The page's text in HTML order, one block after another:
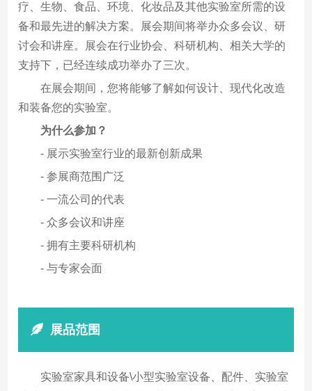
疗、生物、食品、环境、化妆品及其他实验室所需的设
备和最先进的解决方案。展会期间将举办众多会议、研
讨会和讲座。展会在行业协会、科研机构、相关大学的
支持下，已经连续成功举办了三次。
在展会期间，您将能够了解如何设计、现代化改造
和装备您的实验室。
为什么参加？
- 展示实验室行业的最新创新成果
- 参展商范围广泛
- 一流公司的代表
- 众多会议和讲座
- 拥有主要科研机构
- 与专家会面
展品范围
实验室家具和设备\小型实验室设备、配件、实验室